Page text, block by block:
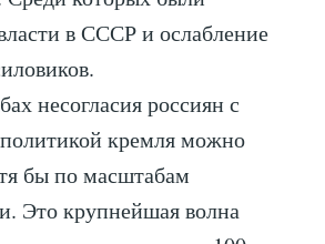
в СССР и ослабление
несогласия россиян с
кремля можно
бы по масштабам
Это крупнейшая волна